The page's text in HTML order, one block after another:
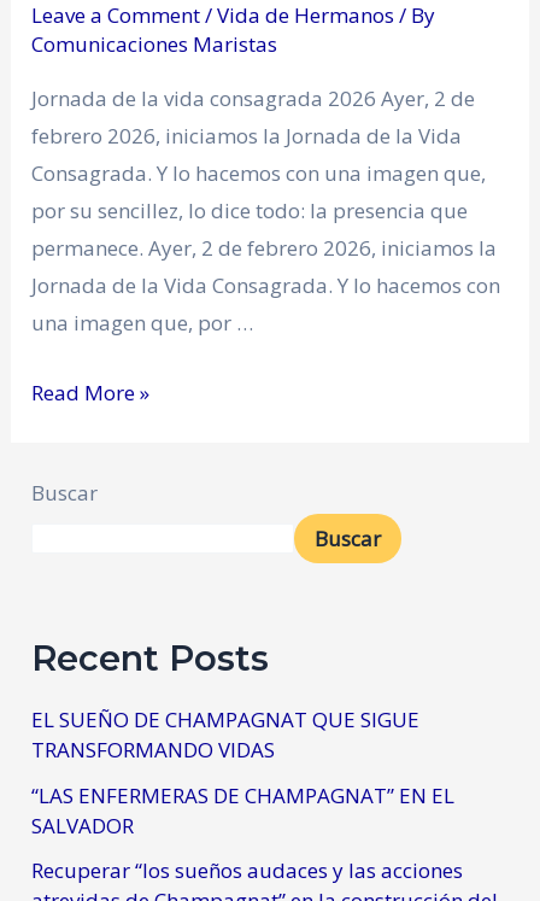
Leave a Comment/Vida de Hermanos / By
Comunicaciones Maristas
Jornada de la vida consagrada 2026 Ayer, 2 de
febrero 2026, iniciamos la Jornada de la Vida
Consagrada. Y lo hacemos con una imagen que,
por su sencillez, lo dice todo: la presencia que
permanece. Ayer, 2 de febrero 2026, iniciamos la
Jornada de la Vida Consagrada. Y lo hacemos con
una imagen que, por …
Read More »
Buscar
Buscar
Recent Posts
EL SUEÑO DE CHAMPAGNAT QUE SIGUE
TRANSFORMANDO VIDAS
“LAS ENFERMERAS DE CHAMPAGNAT” EN EL
SALVADOR
Recuperar “los sueños audaces y las acciones